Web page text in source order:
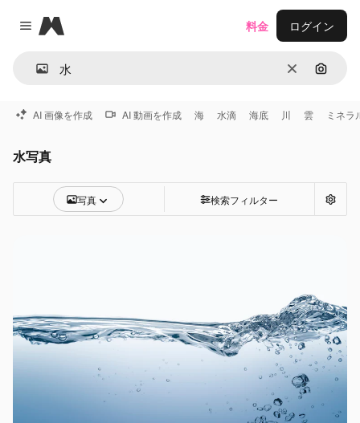
Close menu
Magnific
消去 画像で
料金 ログイン
AI 画像を作成 AI 動画を作成 海 水滴 海底 川 雲 ミネラ
水写真
写真 検索フィルター